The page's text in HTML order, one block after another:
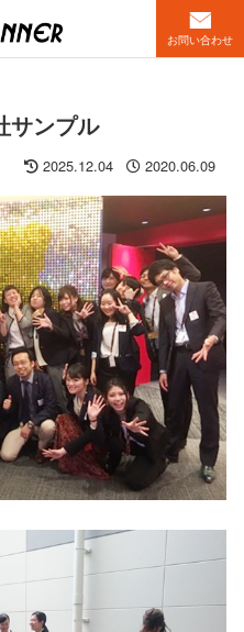
お問い合わせ
ンプル
2025.12.04 2020.06.09